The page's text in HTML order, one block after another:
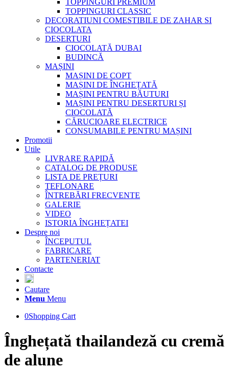
TOPPINGURI PREMIUM
TOPPINGURI CLASSIC
DECORATIUNI COMESTIBILE DE ZAHAR SI
CIOCOLATA
DESERTURI
CIOCOLATĂ DUBAI
BUDINCĂ
MAȘINI
MAȘINI DE COPT
MAȘINI DE ÎNGHEȚATĂ
MAȘINI PENTRU BĂUTURI
MAȘINI PENTRU DESERTURI ȘI
CIOCOLATĂ
CĂRUCIOARE ELECTRICE
CONSUMABILE PENTRU MAȘINI
Promotii
Utile
LIVRARE RAPIDĂ
CATALOG DE PRODUSE
LISTA DE PREȚURI
TEFLONARE
ÎNTREBĂRI FRECVENTE
GALERIE
VIDEO
ISTORIA ÎNGHEȚATEI
Despre noi
ÎNCEPUTUL
FABRICARE
PARTENERIAT
Contacte
Cautare
Menu Menu
0Shopping Cart
Înghețată thailandeză cu cremă
de alune